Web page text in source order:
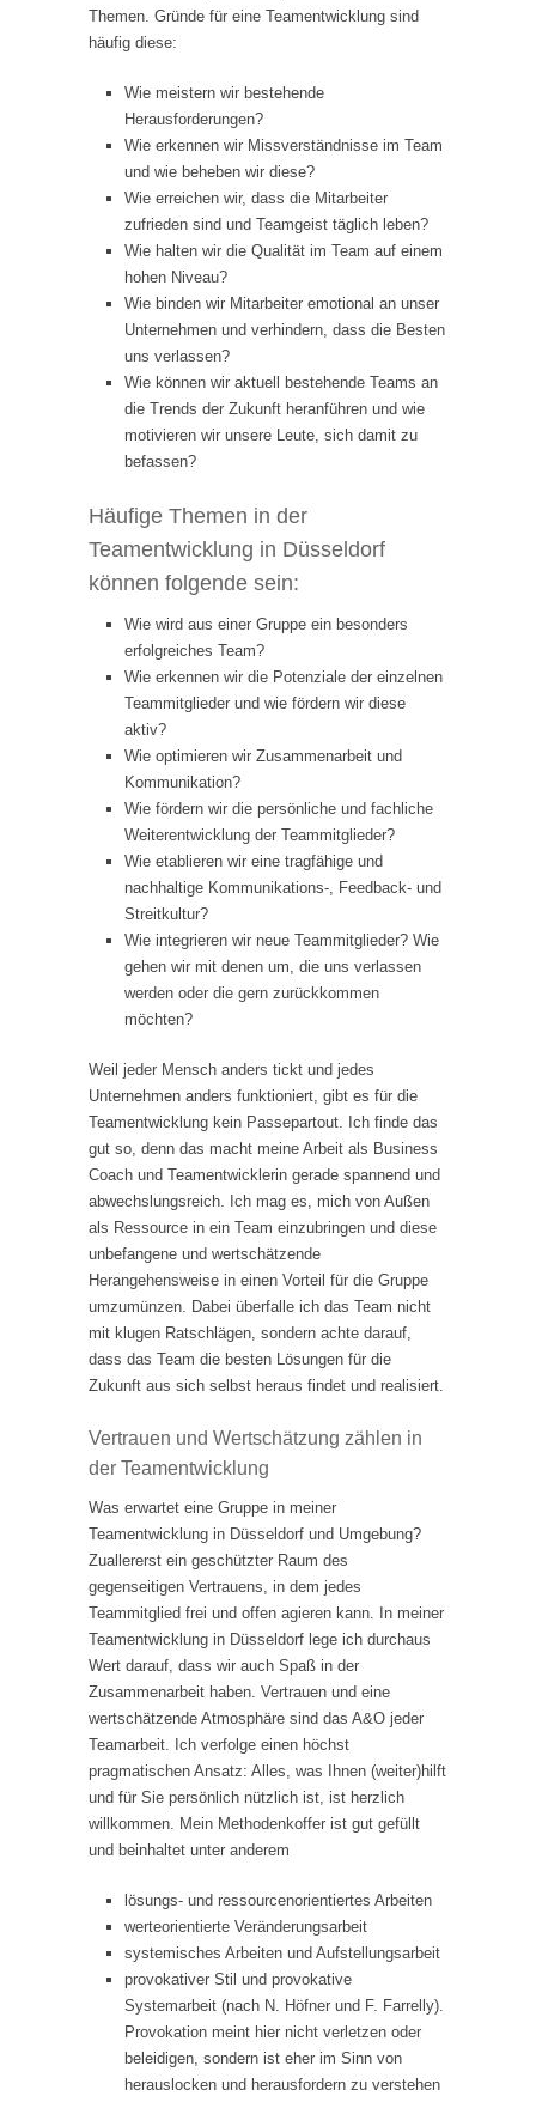
Themen. Gründe für eine Teamentwicklung sind
häufig diese:
Wie meistern wir bestehende
Herausforderungen?
Wie erkennen wir Missverständnisse im Team
und wie beheben wir diese?
Wie erreichen wir, dass die Mitarbeiter
zufrieden sind und Teamgeist täglich leben?
Wie halten wir die Qualität im Team auf einem
hohen Niveau?
Wie binden wir Mitarbeiter emotional an unser
Unternehmen und verhindern, dass die Besten
uns verlassen?
Wie können wir aktuell bestehende Teams an
die Trends der Zukunft heranführen und wie
motivieren wir unsere Leute, sich damit zu
befassen?
Häufige Themen in der
Teamentwicklung in Düsseldorf
können folgende sein:
Wie wird aus einer Gruppe ein besonders
erfolgreiches Team?
Wie erkennen wir die Potenziale der einzelnen
Teammitglieder und wie fördern wir diese
aktiv?
Wie optimieren wir Zusammenarbeit und
Kommunikation?
Wie fördern wir die persönliche und fachliche
Weiterentwicklung der Teammitglieder?
Wie etablieren wir eine tragfähige und
nachhaltige Kommunikations-, Feedback- und
Streitkultur?
Wie integrieren wir neue Teammitglieder? Wie
gehen wir mit denen um, die uns verlassen
werden oder die gern zurückkommen
möchten?
Weil jeder Mensch anders tickt und jedes
Unternehmen anders funktioniert, gibt es für die
Teamentwicklung kein Passepartout. Ich finde das
gut so, denn das macht meine Arbeit als Business
Coach und Teamentwicklerin gerade spannend und
abwechslungsreich. Ich mag es, mich von Außen
als Ressource in ein Team einzubringen und diese
unbefangene und wertschätzende
Herangehensweise in einen Vorteil für die Gruppe
umzumünzen. Dabei überfalle ich das Team nicht
mit klugen Ratschlägen, sondern achte darauf,
dass das Team die besten Lösungen für die
Zukunft aus sich selbst heraus findet und realisiert.
Vertrauen und Wertschätzung zählen in
der Teamentwicklung
Was erwartet eine Gruppe in meiner
Teamentwicklung in Düsseldorf und Umgebung?
Zuallererst ein geschützter Raum des
gegenseitigen Vertrauens, in dem jedes
Teammitglied frei und offen agieren kann. In meiner
Teamentwicklung in Düsseldorf lege ich durchaus
Wert darauf, dass wir auch Spaß in der
Zusammenarbeit haben. Vertrauen und eine
wertschätzende Atmosphäre sind das A&O jeder
Teamarbeit. Ich verfolge einen höchst
pragmatischen Ansatz: Alles, was Ihnen (weiter)hilft
und für Sie persönlich nützlich ist, ist herzlich
willkommen. Mein Methodenkoffer ist gut gefüllt
und beinhaltet unter anderem
lösungs- und ressourcenorientiertes Arbeiten
werteorientierte Veränderungsarbeit
systemisches Arbeiten und Aufstellungsarbeit
provokativer Stil und provokative
Systemarbeit (nach N. Höfner und F. Farrelly).
Provokation meint hier nicht verletzen oder
beleidigen, sondern ist eher im Sinn von
herauslocken und herausfordern zu verstehen